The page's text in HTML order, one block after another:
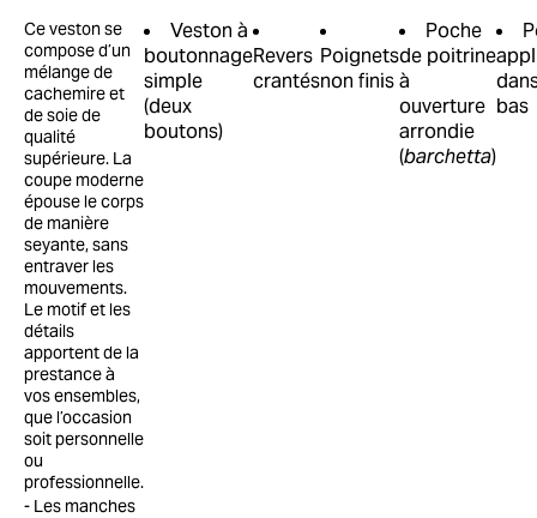
Ce veston se
compose d’un
mélange de
cachemire et
de soie de
qualité
supérieure. La
coupe moderne
épouse le corps
de manière
seyante, sans
entraver les
mouvements.
Le motif et les
détails
apportent de la
prestance à
vos ensembles,
que l’occasion
soit personnelle
ou
professionnelle.
Les manches
Veston à
boutonnage
simple
(deux
boutons)
Revers
crantés
Poignets
non finis
Poche
de poitrine
à
ouverture
arrondie
(barchetta)
bas